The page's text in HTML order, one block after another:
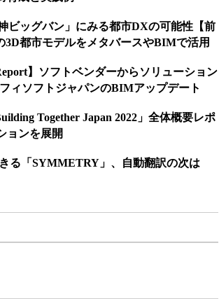
ビッグバン」にみる都市DXの可能性【前
都市モデルをメタバースやBIMで活用
】ソフトベンダーからソリューション
ィソフトジャパンのBIMアップデート
Together Japan 2022」全体概要レポ
ョンを展開
る「SYMMETRY」、自動翻訳の次は